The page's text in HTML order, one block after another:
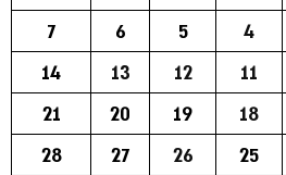
4
5
6
7
11
12
13
14
18
19
20
21
25
26
27
28